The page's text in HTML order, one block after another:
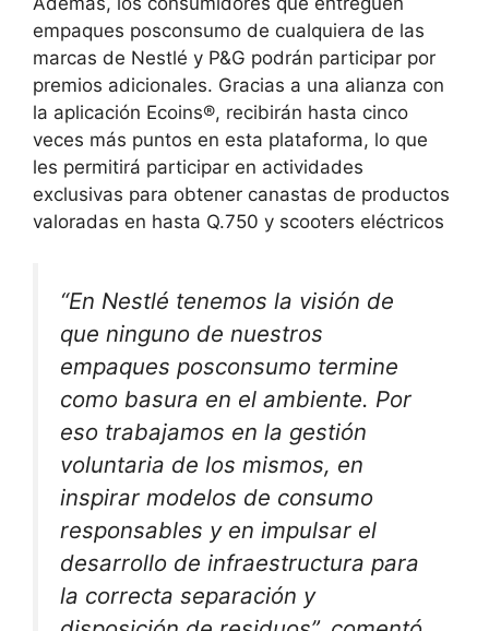
empaques posconsumo de cualquiera de las
marcas de Nestlé y P&G podrán participar por
premios adicionales. Gracias a una alianza con
la aplicación Ecoins®, recibirán hasta cinco
veces más puntos en esta plataforma, lo que
les permitirá participar en actividades
exclusivas para obtener canastas de productos
valoradas en hasta Q.750 y scooters eléctricos
“En Nestlé tenemos la visión de
que ninguno de nuestros
empaques posconsumo termine
como basura en el ambiente. Por
eso trabajamos en la gestión
voluntaria de los mismos, en
inspirar modelos de consumo
responsables y en impulsar el
desarrollo de infraestructura para
la correcta separación y